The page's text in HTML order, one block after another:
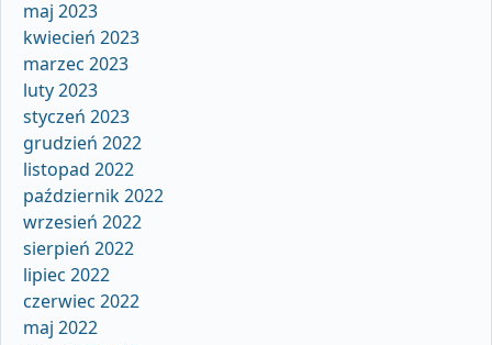
maj 2023
kwiecień 2023
marzec 2023
luty 2023
styczeń 2023
grudzień 2022
listopad 2022
październik 2022
wrzesień 2022
sierpień 2022
lipiec 2022
czerwiec 2022
maj 2022